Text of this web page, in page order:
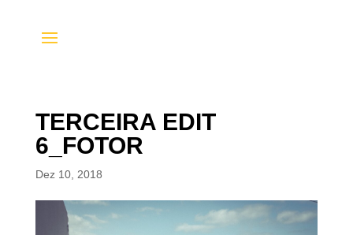
TERCEIRA EDIT
6_FOTOR
Dez 10, 2018